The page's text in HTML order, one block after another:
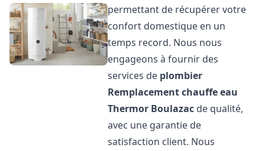
permettant de récupérer votre
confort domestique en un
temps record. Nous nous
engageons à fournir des
services de plombier
Remplacement chauffe eau
Thermor Boulazac de qualité,
avec une garantie de
satisfaction client. Nous